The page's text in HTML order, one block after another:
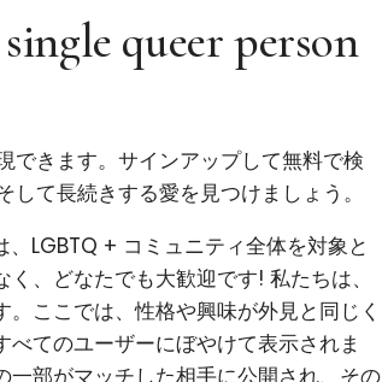
queer person
きます。サインアップして無料で検
て長続きする愛を見つけましょう。
LGBTQ + コミュニティ全体を対象と
、どなたでも大歓迎です! 私たちは、
ここでは、性格や興味が外見と同じく
てのユーザーにぼやけて表示されま